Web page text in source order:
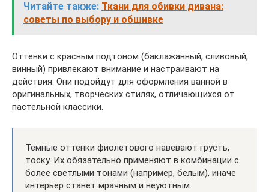
Читайте также: Ткани для обивки дивана:
советы по выбору и обшивке
Оттенки с красным подтоном (баклажанный, сливовый,
винный) привлекают внимание и настраивают на
действия. Они подойдут для оформления ванной в
оригинальных, творческих стилях, отличающихся от
пастельной классики.
Темные оттенки фиолетового навевают грусть,
тоску. Их обязательно применяют в комбинации с
более светлыми тонами (например, белым), иначе
интерьер станет мрачным и неуютным.